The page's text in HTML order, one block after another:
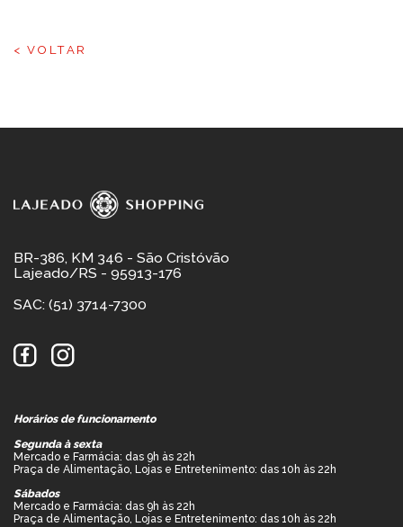
< VOLTAR
BR-386, KM 346 - São Cristóvão
Lajeado/RS - 95913-176
SAC: (51) 3714-7300
Horários de funcionamento
Segunda à sexta
Mercado e Farmácia: das 9h às 22h
Praça de Alimentação, Lojas e Entretenimento: das 10h às 22h
Sábados
Mercado e Farmácia: das 9h às 22h
Praça de Alimentação, Lojas e Entretenimento: das 10h às 22h